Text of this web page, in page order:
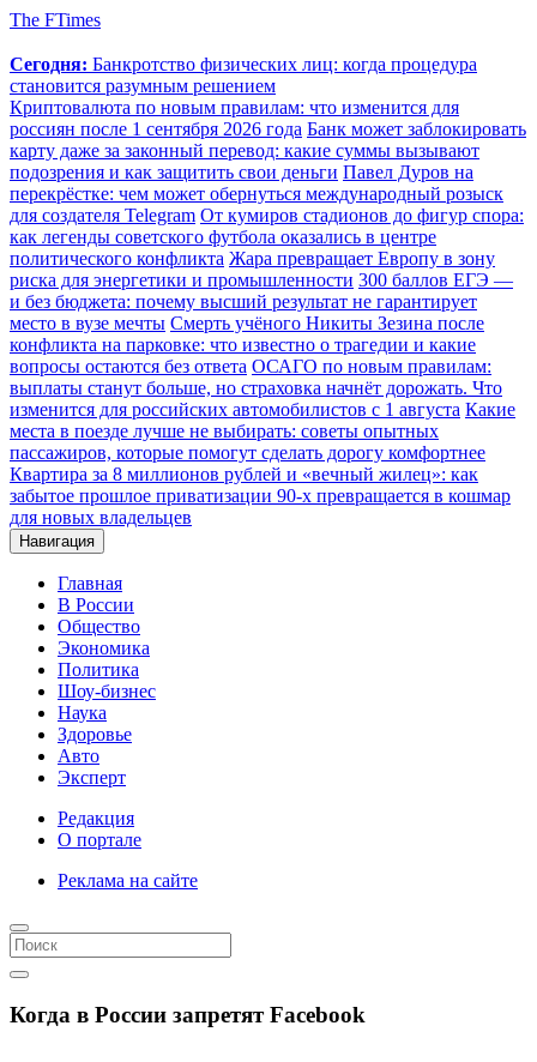
The FTimes
Сегодня: Банкротство физических лиц: когда процедура
становится разумным решением
Криптовалюта по новым правилам: что изменится для
россиян после 1 сентября 2026 года Банк может заблокировать
карту даже за законный перевод: какие суммы вызывают
подозрения и как защитить свои деньги Павел Дуров на
перекрёстке: чем может обернуться международный розыск
для создателя Telegram От кумиров стадионов до фигур спора:
как легенды советского футбола оказались в центре
политического конфликта Жара превращает Европу в зону
риска для энергетики и промышленности 300 баллов ЕГЭ —
и без бюджета: почему высший результат не гарантирует
место в вузе мечты Смерть учёного Никиты Зезина после
конфликта на парковке: что известно о трагедии и какие
вопросы остаются без ответа ОСАГО по новым правилам:
выплаты станут больше, но страховка начнёт дорожать. Что
изменится для российских автомобилистов с 1 августа Какие
места в поезде лучше не выбирать: советы опытных
пассажиров, которые помогут сделать дорогу комфортнее
Квартира за 8 миллионов рублей и «вечный жилец»: как
забытое прошлое приватизации 90-х превращается в кошмар
для новых владельцев
Навигация
Главная
В России
Общество
Экономика
Политика
Шоу-бизнес
Наука
Здоровье
Авто
Эксперт
Редакция
О портале
Реклама на сайте
Когда в России запретят Facebook